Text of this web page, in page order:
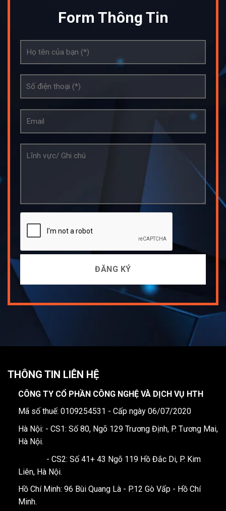
Form Thông Tin
THÔNG TIN LIÊN HỆ
CÔNG TY CỔ PHẦN CÔNG NGHỆ VÀ DỊCH VỤ HTH
Mã số thuế: 0109254531 - Cấp ngày 06/07/2020
Hà Nội: - CS1: Số 80, Ngõ 129 Trương Định, P. Tương Mai,
Hà Nội.
- CS2: Số 41+ 43 Ngõ 119 Hồ Đắc Di, P. Kim
Liên, Hà Nội.
Hồ Chí Minh: 96 Bùi Quang Là - P.12 Gò Vấp - Hồ Chí
Minh.